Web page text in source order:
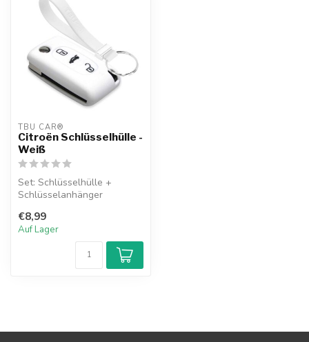
TBU CAR®
Citroën Schlüsselhülle -
Weiß
Set: Schlüsselhülle +
Schlüsselanhänger
€8,99
Auf Lager